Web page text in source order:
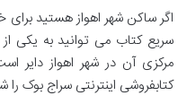
اگر ساکن شهر اهواز هستید برای
سریع کتاب می توانید به یکی
مرکزی آن در شهر اهواز دایر
کتابفروشی اینترنتی سراج بوک را